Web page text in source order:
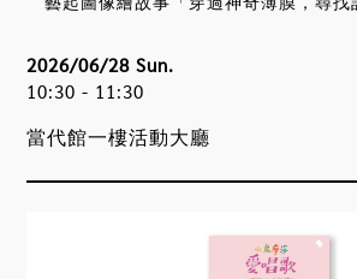
或取消，將另行通知。
當代館一樓活動大廳
2026/06/28 Sun.
10:30 - 11:30